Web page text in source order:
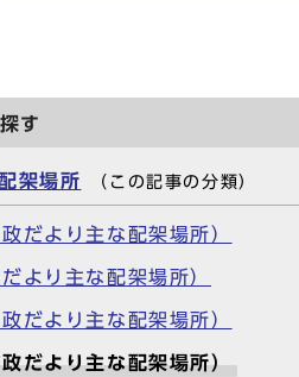
す
架場所 （この記事の分類）
だより主な配架場所）
より主な配架場所）
だより主な配架場所）
だより主な配架場所）